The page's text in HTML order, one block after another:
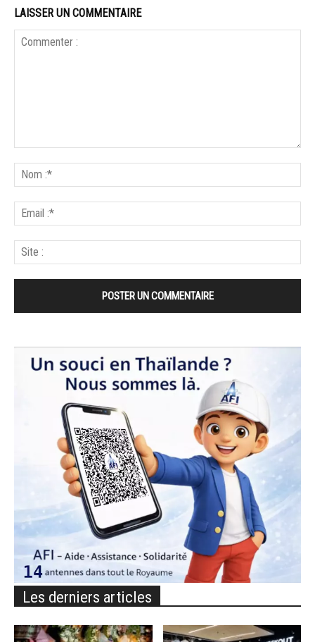
LAISSER UN COMMENTAIRE
Les derniers articles